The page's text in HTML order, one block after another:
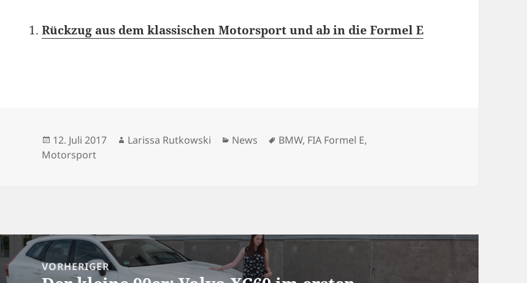
Rückzug aus dem klassischen Motorsport und ab in die Formel E
Veröffentlicht
am
12. Juli 2017 Autor
Larissa Rutkowski Kategorien
News Schlagwörter
BMW, FIA Formel E,
Motorsport
Beitragsnavigation
VORHERIGER